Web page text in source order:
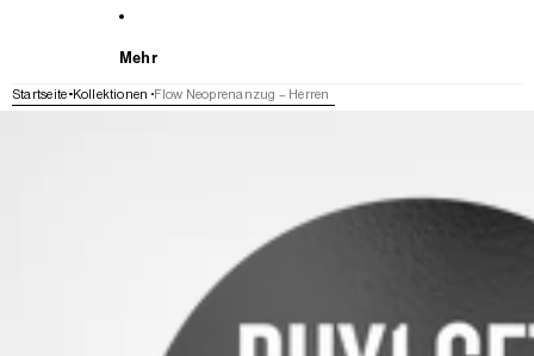
Mehr
Startseite Kollektionen Flow Neoprenanzug – Herren
WEITER ZU DEN PRODUKTINFORMATIONEN